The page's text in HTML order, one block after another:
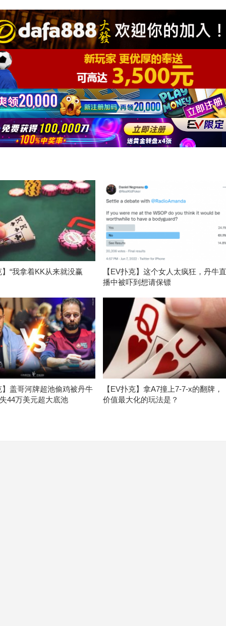
“我拿着KK从来就没赢
【EV扑克】这个女人太疯狂，丹牛
播中被吓到想请保镖
】盖哥河牌超池偷鸡被丹牛
44万美元超大底池
【EV扑克】拿A7撞上7-7-x的翻牌，
价值最大化的玩法是？